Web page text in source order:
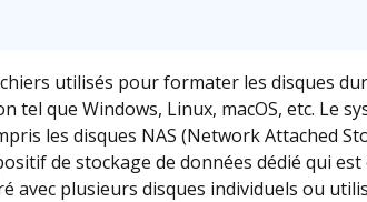
utilisés pour formater les disques
tel que Windows, Linux, macOS, etc. Le
les disques NAS (Network Attached
de stockage de données dédié qui
avec plusieurs disques individuels ou